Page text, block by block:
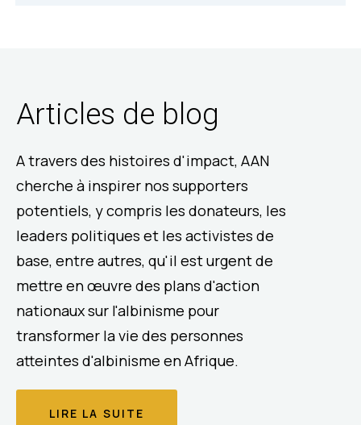
Articles de blog
A travers des histoires d'impact, AAN
cherche à inspirer nos supporters
potentiels, y compris les donateurs, les
leaders politiques et les activistes de
base, entre autres, qu'il est urgent de
mettre en œuvre des plans d'action
nationaux sur l'albinisme pour
transformer la vie des personnes
atteintes d'albinisme en Afrique.
LIRE LA SUITE